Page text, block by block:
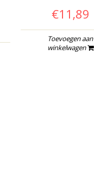
€11,89
Toevoegen aan
winkelwagen